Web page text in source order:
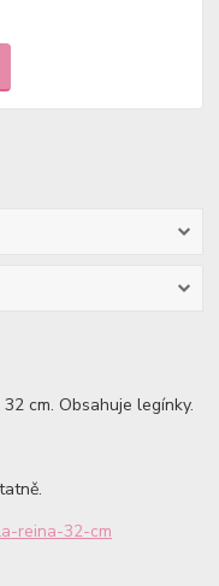
cm. Obsahuje legínky.
reina-32-cm